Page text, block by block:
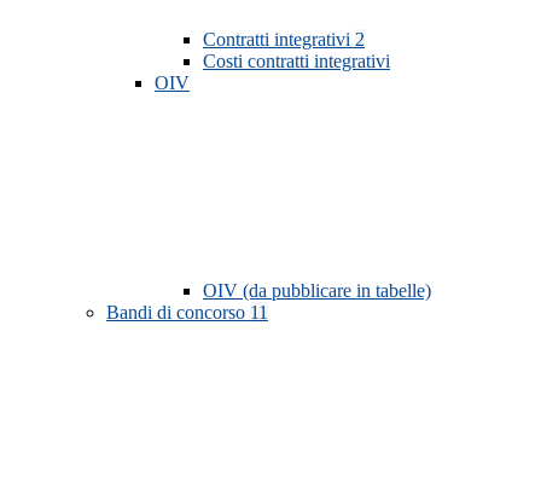
Contratti integrativi 2
Costi contratti integrativi
OIV
OIV (da pubblicare in tabelle)
Bandi di concorso 11